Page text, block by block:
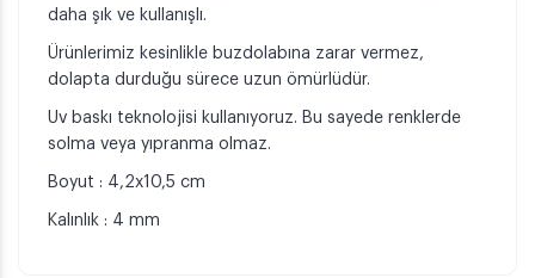
daha şık ve kullanışlı.
Ürünlerimiz kesinlikle buzdolabına zarar vermez,
dolapta durduğu sürece uzun ömürlüdür.
Uv baskı teknolojisi kullanıyoruz. Bu sayede renklerde
solma veya yıpranma olmaz.
Boyut : 4,2x10,5 cm
Kalınlık : 4 mm